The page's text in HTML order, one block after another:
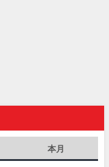
本月